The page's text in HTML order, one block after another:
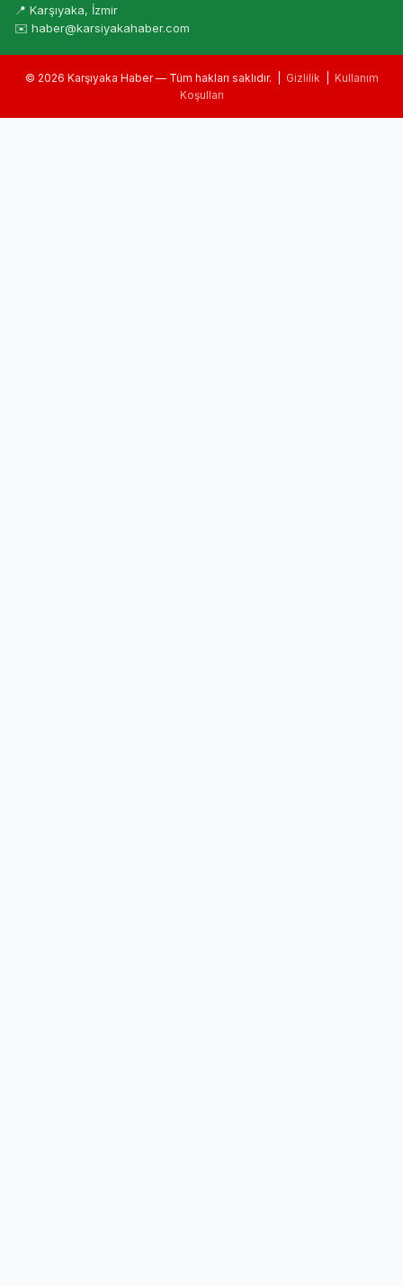
📍 Karşıyaka, İzmir
✉️ haber@karsiyakahaber.com
© 2026 Karşıyaka Haber — Tüm hakları saklıdır. | Gizlilik
Kullanım
Koşulları